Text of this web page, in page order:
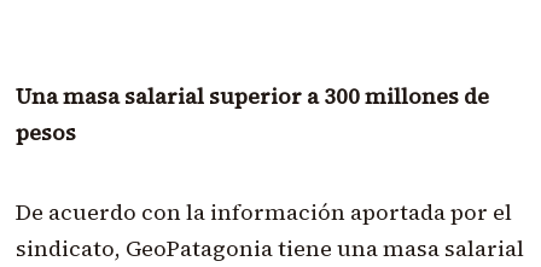
Una masa salarial superior a 300 millones de
pesos
De acuerdo con la información aportada por el
sindicato, GeoPatagonia tiene una masa salarial